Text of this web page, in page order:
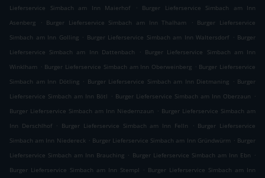
Lieferservice Simbach am Inn Maierhof
.
Burger Lieferservice Simbach am Inn
Asenberg
. Burger Lieferservice Simbach am Inn Thalham . Burger Lieferservice
Simbach am Inn Golling . Burger Lieferservice Simbach am Inn Waltersdorf . Burger
Lieferservice Simbach am Inn Dattenbach
. Burger Lieferservice Simbach am Inn
Winklham . Burger Lieferservice Simbach am Inn Oberweinberg . Burger Lieferservice
Simbach am Inn Dötling . Burger Lieferservice Simbach am Inn Dietmaning . Burger
Lieferservice Simbach am Inn Bötl . Burger Lieferservice Simbach am Inn Oberzaun .
Burger Lieferservice Simbach am Inn Niedernzaun . Burger Lieferservice Simbach am
Inn Derschlhof . Burger Lieferservice Simbach am Inn Felln . Burger Lieferservice
Simbach am Inn Niedereck . Burger Lieferservice Simbach am Inn Gründwürm . Burger
Lieferservice Simbach am Inn Brauching . Burger Lieferservice Simbach am Inn Ebn .
Burger Lieferservice Simbach am Inn Stempl . Burger Lieferservice Simbach am Inn